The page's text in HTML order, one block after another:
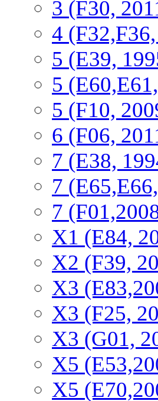
3 (F30,
4
5 (E39,
5
5 (F10,
6 (F06,
7 (E38,
7
7
X1 (E84,
Х2 (F39,
X3
X3 (F25,
X3 (G01,
X5
X5